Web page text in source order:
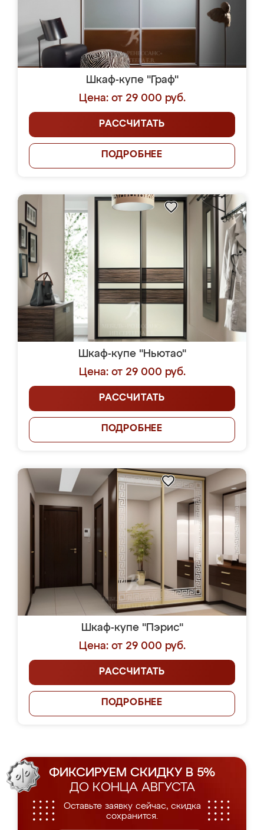
Шкаф-купе "Граф"
Цена: от 29 000 руб.
РАССЧИТАТЬ
ПОДРОБНЕЕ
Шкаф-купе "Ньютао"
Цена: от 29 000 руб.
РАССЧИТАТЬ
ПОДРОБНЕЕ
Шкаф-купе "Пэрис"
Цена: от 29 000 руб.
РАССЧИТАТЬ
ПОДРОБНЕЕ
ФИКСИРУЕМ СКИДКУ В 5%
ДО КОНЦА АВГУСТА
Оставьте заявку сейчас, скидка
сохранится.